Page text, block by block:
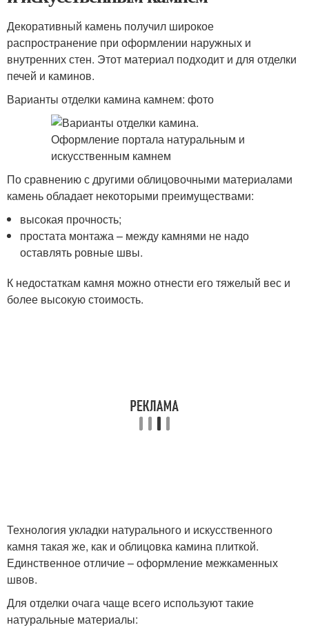
Декоративный камень получил широкое
распространение при оформлении наружных и
внутренних стен. Этот материал подходит и для отделки
печей и каминов.
Варианты отделки камина камнем: фото
По сравнению с другими облицовочными материалами
камень обладает некоторыми преимуществами:
высокая прочность;
простата монтажа – между камнями не надо
оставлять ровные швы.
К недостаткам камня можно отнести его тяжелый вес и
более высокую стоимость.
Технология укладки натурального и искусственного
камня такая же, как и облицовка камина плиткой.
Единственное отличие – оформление межкаменных
швов.
Для отделки очага чаще всего используют такие
натуральные материалы: